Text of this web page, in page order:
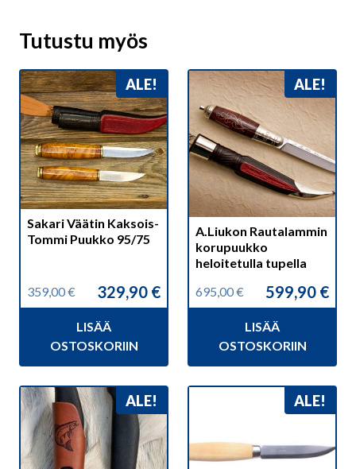
Tutustu myös
ALE!
Sakari Väätin Kaksois-
Tommi Puukko 95/75
359,00€
Alkuperäinen
359,00 €.
329,90 €
Nykyinen
329,90 €.
LISÄÄ
OSTOSKORIIN
ALE!
A.Liukon Rautalammin
korupuukko
heloitetulla tupella
695,00€
Alkuperäinen
695,00 €.
599,90 €
Nykyinen
599,90 €.
LISÄÄ
OSTOSKORIIN
ALE! ALE!